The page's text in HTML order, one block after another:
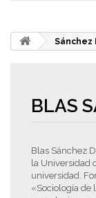
Sánchez
BLAS
Blas Sánchez
la Universidad
universidad.
«Sociología de